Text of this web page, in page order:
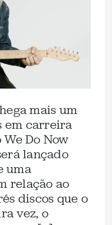
mais um
em carreira
Do Now
lançado
uma
relação ao
discos que o
vez, o